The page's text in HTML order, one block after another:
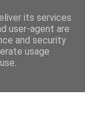
σύντροφός σας
its services
user-agent are
and security
usage